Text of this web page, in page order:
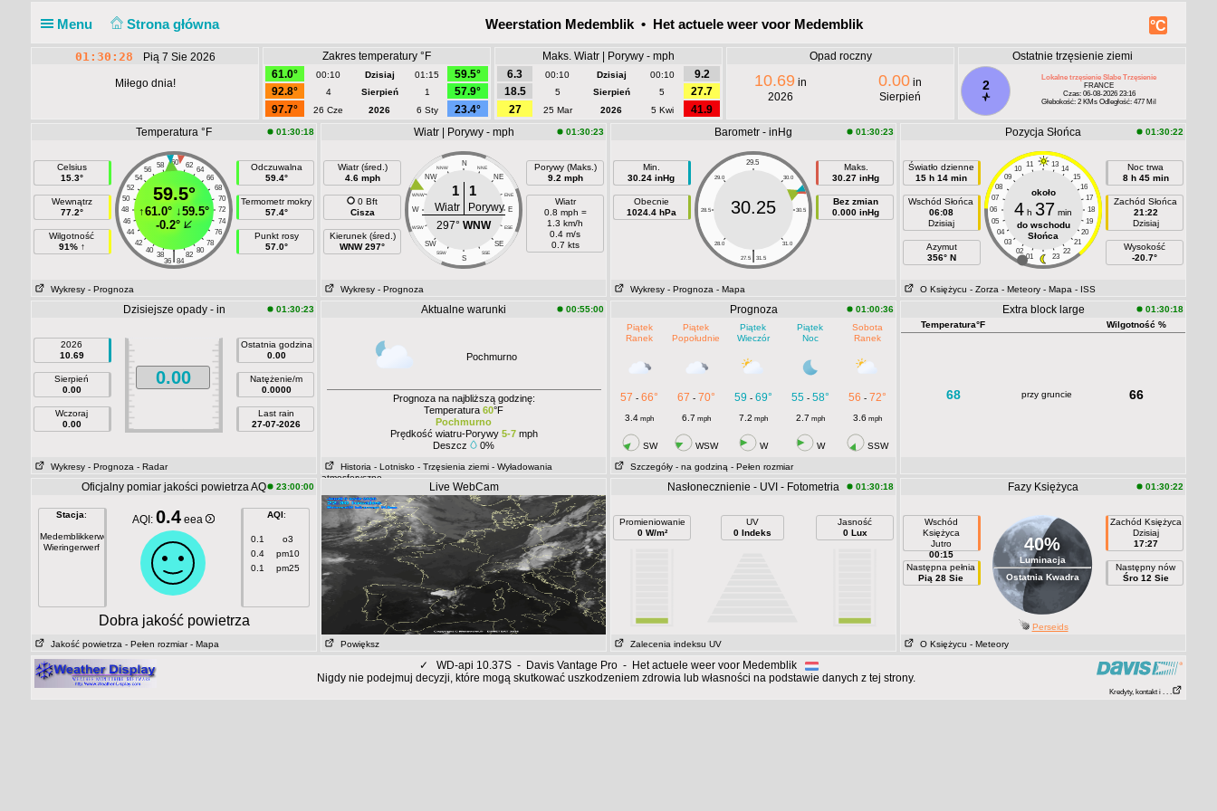
Menu Strona główna °C
Weerstation Medemblik • Het actuele weer voor Medemblik
01:30:28 Pią 7 Sie 2026
Miłego dnia!
Zakres temperatury °F
61.0°
00:10 Dzisiaj 01:15
59.5°
92.8°
4 Sierpień 1
57.9°
97.7°
26 Cze 2026 6 Sty 23.4°
Maks. Wiatr | Porywy - mph
6.3
00:10 Dzisiaj 00:10
9.2
18.5
5 Sierpień 5
27.7
27
25 Mar 2026 5 Kwi 41.9
Opad roczny
10.69 in
2026
0.00 in
Sierpień
Ostatnie trzęsienie ziemi
2
Lokalne trzęsienie Slabe Trzęsienie
FRANCE
Czas: 06-08-2026 23:16
Głebokość: 2 KMs Odległość: 477 Mil
Temperatura °F 01:30:18
Celsius
15.3°
Wewnątrz
77.2°
Wilgotność
91% ↑
60
58 62
56
64
54
66
52
68
50
70
48
72
46
74
44
76
42
78
40
80
38 82
|
36 84
59.5°
↑61.0° ↓59.5°
-0.2°
Odczuwalna
59.4°
Termometr mokry
57.4°
Punkt rosy
57.0°
Wykresy - Prognoza
Wiatr | Porywy - mph 01:30:23
Wiatr (śred.)
4.6 mph
0 Bft
Cisza
Kierunek (śred.)
WNW 297°
N
NNW NNE
NW NE
WNW ENE
W E
WSW ESE
SW SE
SSW SSE
S
1 1
Wiatr
Porywy
297° WNW
Porywy (Maks.)
9.2 mph
Wiatr
0.8 mph =
1.3 km/h
0.4 m/s
0.7 kts
Wykresy - Prognoza
Barometr - inHg 01:30:23
Min.
30.24 inHg
Obecnie
1024.4 hPa
29.5
29.0 30.0
28.5 30.5
28.0 31.0
|
27.5 31.5
30.25
Maks.
30.27 inHg
Bez zmian
0.000 inHg
Wykresy - Prognoza - Mapa
Pozycja Słońca 01:30:22
Światło dzienne
15 h 14 min
Wschód Słońca
06:08
Dzisiaj
Azymut
356° N
11 13
10
14
09
15
08
16
07
17
06
18
05
19
04
20
03
21
02
22
01 23
około
4 h 37 min
do wschodu
Słońca
Noc trwa
8 h 45 min
Zachód Słońca
21:22
Dzisiaj
Wysokość
-20.7°
O Księżycu - Zorza - Meteory - Mapa - ISS
Dzisiejsze opady - in 01:30:23
2026
10.69
Sierpień
0.00
Wczoraj
0.00
0.00
Ostatnia godzina
0.00
Natężenie/m
0.0000
Last rain
27-07-2026
Wykresy - Prognoza - Radar
Aktualne warunki 00:55:00
Pochmurno
Prognoza na najbliższą godzinę:
Temperatura 60°F
Pochmurno
Prędkość wiatru-Porywy 5-7mph
Deszcz
0%
Historia - Lotnisko - Trzęsienia ziemi - Wyładowania
atmosferyczne
Prognoza
01:00:36
Piątek
Ranek
Piątek
Popołudnie
Piątek
Wieczór
Piątek
Noc
Sobota
Ranek
57 - 66° 67 - 70° 59 - 69° 55- 58° 56 - 72°
3.4 mph 6.7 mph 7.2 mph 2.7 mph 3.6 mph
SW WSW W W SSW
Szczegóły - na godziną - Pełen rozmiar
Extra block large
01:30:18
Temperatura°F
Wilgotność %
68 przy gruncie 66
Oficjalny pomiar jakości powietrza AQ 23:00:00
Stacja:
Medemblikkerweg
Wieringerwerf
AQI: 0.4 eea AQI:
0.1
o3
0.4
pm10
0.1
pm25
Dobra jakość powietrza
Jakość powietrza - Pełen rozmiar- Mapa
Live WebCam
Powiększ
Nasłonecznienie - UVI - Fotometria 01:30:18
Promieniowanie
0 W/m²
UV
0 Indeks
Jasność
0 Lux
Zalecenia indeksu UV
Fazy Księżyca 01:30:22
Wschód
Księżyca
Jutro
00:15
Następna pełnia
Pią 28 Sie
40%
Luminacja
Ostatnia Kwadra
Zachód Księżyca
Dzisiaj
17:27
Następny nów
Śro 12 Sie
Perseids
O Księżycu - Meteory
✓
WD-api 10.37S - Davis Vantage Pro - Het actuele weer voor Medemblik
Nigdy nie podejmuj decyzji, które mogą skutkować uszkodzeniem zdrowia lub własności na podstawie danych z tej strony.
Kredyty, kontakt i . . .